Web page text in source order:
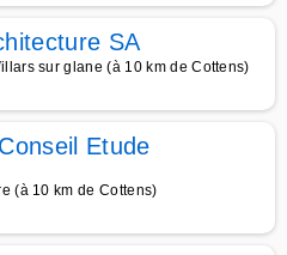
SA
sur glane (à 10 km de Cottens)
Etude
(à 10 km de Cottens)